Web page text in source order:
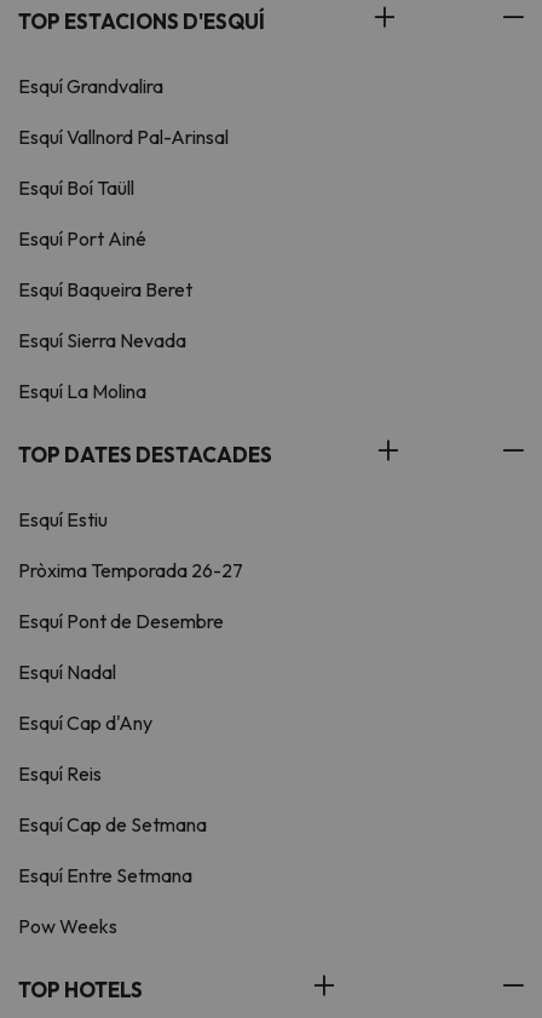
TOP ESTACIONS D'ESQUÍ
Esquí Grandvalira
Esquí Vallnord Pal-Arinsal
Esquí Boí Taüll
Esquí Port Ainé
Esquí Baqueira Beret
Esquí Sierra Nevada
Esquí La Molina
TOP DATES DESTACADES
Esquí Estiu
Pròxima Temporada 26-27
Esquí Pont de Desembre
Esquí Nadal
Esquí Cap d'Any
Esquí Reis
Esquí Cap de Setmana
Esquí Entre Setmana
Pow Weeks
TOP HOTELS